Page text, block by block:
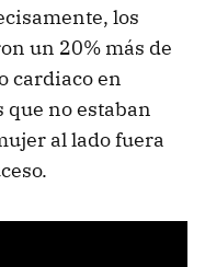
los
un 20% más de
cardiaco en
no estaban
al lado fuera